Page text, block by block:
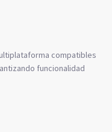
compatibles
funcionalidad